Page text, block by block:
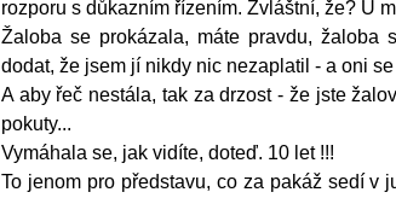
rozporu s důkazním řízením. Zvláštní, že? U
Žaloba se prokázala, máte pravdu, žaloba
dodat, že jsem jí nikdy nic nezaplatil - a oni
A aby řeč nestála, tak za drzost - že jste
pokuty...
Vymáhala se, jak vidíte, doteď. 10 let !!!
To jenom pro představu, co za pakáž sedí v